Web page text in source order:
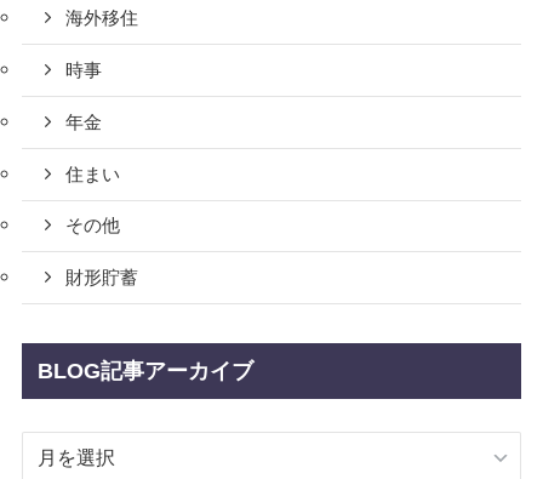
海外移住
時事
年金
住まい
その他
財形貯蓄
BLOG記事アーカイブ
BLOG